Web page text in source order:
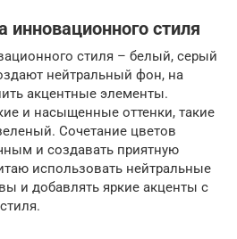
инновационного стиля
стиля – белый, серый
нейтральный фон, на
акцентные элементы.
и насыщенные оттенки, такие
Сочетание цветов
и создавать приятную
использовать нейтральные
и добавлять яркие акценты с